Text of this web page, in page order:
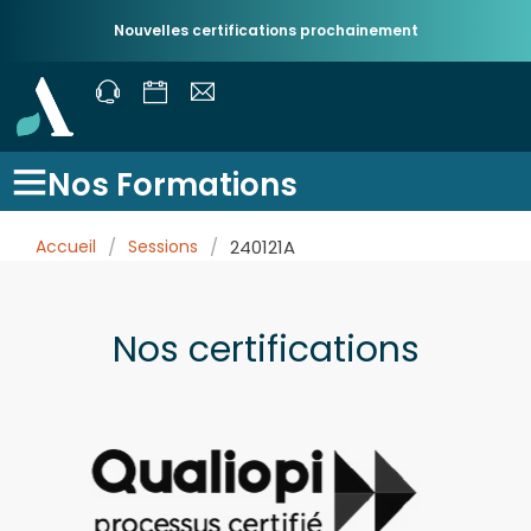
Nouvelles certifications prochainement
Nos Formations
Accueil / Sessions / 240121A
Nos certifications